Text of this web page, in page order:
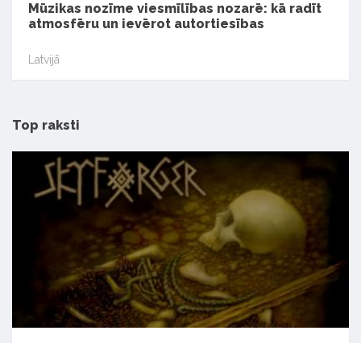
Mūzikas nozīme viesmīlības nozarē: kā radīt
atmosfēru un ievērot autortiesības
Latvijā
Top raksti